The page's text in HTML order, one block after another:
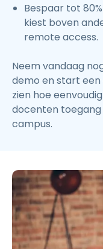
Bespaar tot
kiest boven
remote access.
Neem vandaag
demo en start
zien hoe
docenten
campus.